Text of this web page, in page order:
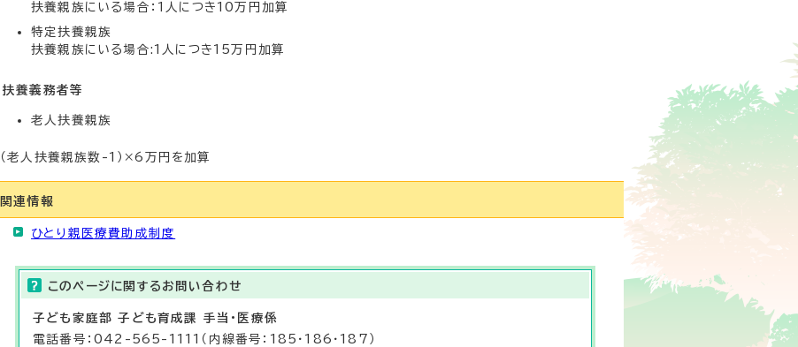
扶養親族にいる場合：1人につき10万円加算
特定扶養親族
扶養親族にいる場合:1人につき15万円加算
扶養義務者等
老人扶養親族
（老人扶養親族数-1）×6万円を加算
関連情報
ひとり親医療費助成制度
このページに関する お問い合わせ
子ども家庭部 子ども育成課 手当・医療係
電話番号：042-565-1111（内線番号：185・186・187）